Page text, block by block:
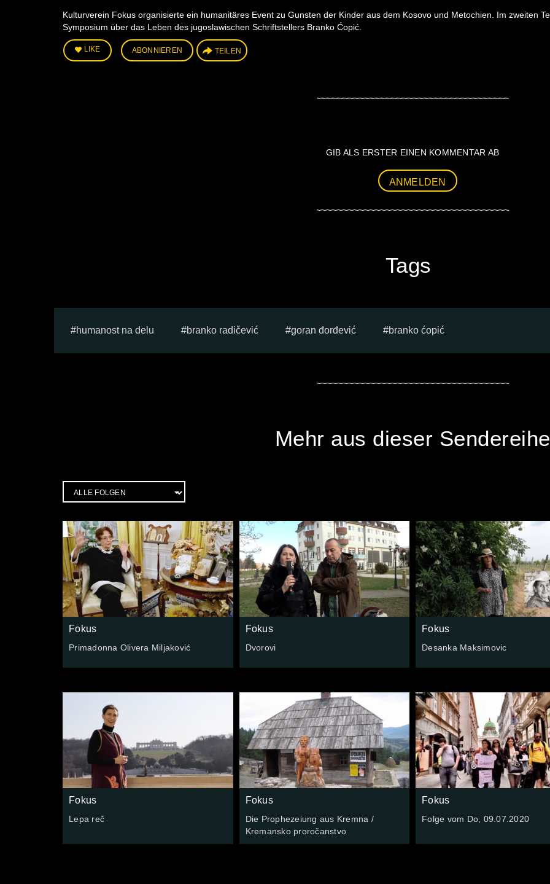
Kulturverein Fokus organisierte ein humanitäres Event zu Gunsten der Kinder aus dem Kosovo und Metochien. Im zweiten
Symposium über das Leben des jugoslawischen Schriftstellers Branko Ćopić.
LIKE ABONNIEREN TEILEN
GIB ALS ERSTER EINEN KOMMENTAR AB
ANMELDEN
Tags
humanost na delu branko radičević goran đorđević branko ćopić
Mehr aus dieser Sendereihe
Fokus
Primadonna Olivera Miljaković
Fokus
Dvorovi
Fokus
Desanka Maksimovic
Fokus
Lepa reč
Fokus
Die Prophezeiung aus Kremna /
Kremansko proročanstvo
Fokus
Folge vom Do, 09.07.2020